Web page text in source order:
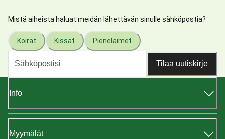
Mistä aiheista haluat meidän lähettävän sinulle sähköpostia?
Koirat Kissat Pieneläimet
Tilaa uutiskirje
Info
Myymälät